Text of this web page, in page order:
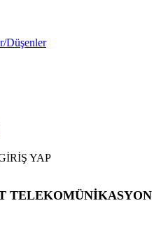
Düşenler
YAP
TELEKOMÜNİKASYON